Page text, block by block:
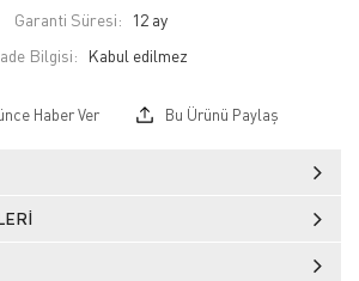
Garanti Süresi:
12 ay
Bilgisi:
Haber Ver Bu Ürünü Paylaş